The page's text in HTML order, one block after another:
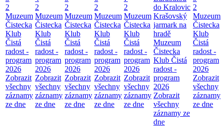
2
Muzeum
Čistecka
Klub
Čistá
radost -
program
2026
Zobrazit
všechny
záznamy
ze dne
2
Muzeum
Čistecka
Klub
Čistá
radost -
program
2026
Zobrazit
všechny
záznamy
ze dne
2
Muzeum
Čistecka
Klub
Čistá
radost -
program
2026
Zobrazit
všechny
záznamy
ze dne
2
Muzeum
Čistecka
Klub
Čistá
radost -
program
2026
Zobrazit
všechny
záznamy
ze dne
2
Muzeum
Čistecka
Klub
Čistá
radost -
program
2026
Zobrazit
všechny
záznamy
ze dne
do Kralovic
Krašovský
jarmark na
hradě
Muzeum
Čistecka
Klub Čistá
radost -
program
2026
Zobrazit
všechny
záznamy ze
dne
2
Muzeum
Čistecka
Klub
Čistá
radost -
program
2026
Zobrazit
všechny
záznamy
ze dne